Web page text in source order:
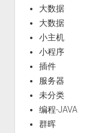
大数据
大数据
小主机
小程序
插件
服务器
未分类
编程-JAVA
群晖